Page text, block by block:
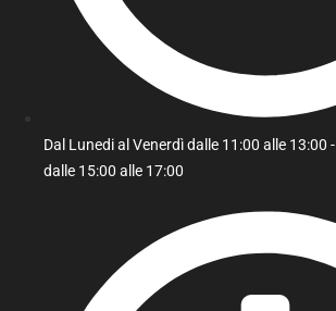
Dal Lunedi al Venerdì dalle 11:00 alle 13:00 -
dalle 15:00 alle 17:00